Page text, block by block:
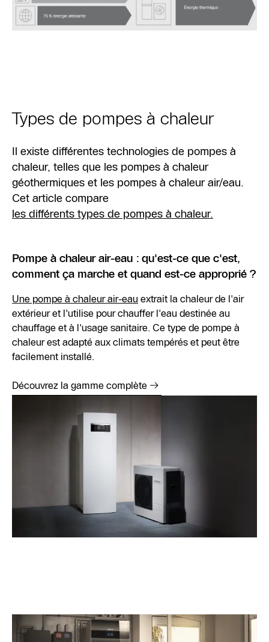
Types de pompes à chaleur
Il existe différentes technologies de pompes à
chaleur, telles que les pompes à chaleur
géothermiques et les pompes à chaleur air/eau.
Cet article compare
les différents types de pompes à chaleur.
Pompe à chaleur air-eau : qu'est-ce que c'est,
comment ça marche et quand est-ce approprié ?
Une pompe à chaleur air-eau extrait la chaleur de l'air
extérieur et l'utilise pour chauffer l'eau destinée au
chauffage et à l'usage sanitaire. Ce type de pompe à
chaleur est adapté aux climats tempérés et peut être
facilement installé.
Découvrez la gamme complète